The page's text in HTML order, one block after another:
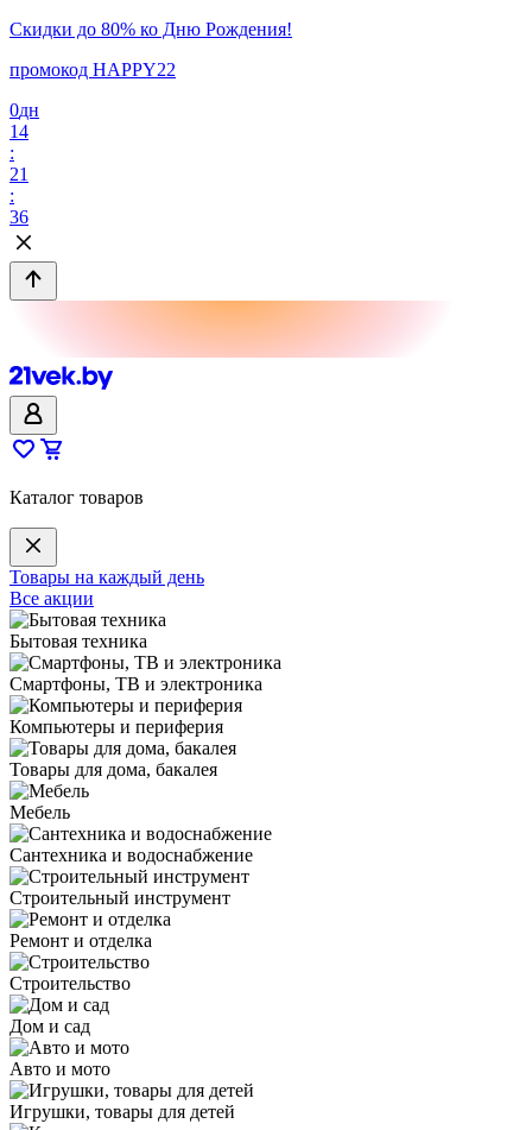
Скидки до 80% ко Дню Рождения!
промокод HAPPY22
0дн
14
:
21
:
36
Каталог товаров
Товары на каждый день
Все акции
Бытовая техника
Смартфоны, ТВ и электроника
Компьютеры и периферия
Товары для дома, бакалея
Мебель
Сантехника и водоснабжение
Строительный инструмент
Ремонт и отделка
Строительство
Дом и сад
Авто и мото
Игрушки, товары для детей